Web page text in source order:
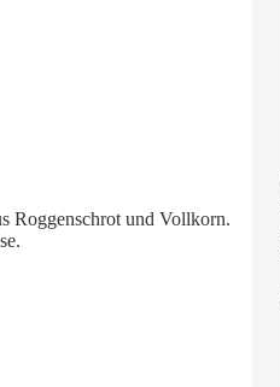
Roggenschrot und Vollkorn.